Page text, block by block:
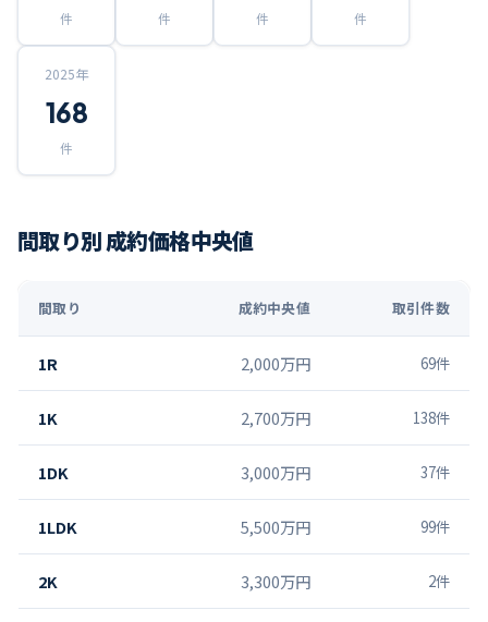
件 件 件 件
2025年
168
件
間取り別 成約価格中央値
間取り 成約中央値 取引件数
1R 2,000万円 69件
1K 2,700万円 138件
1DK 3,000万円 37件
1LDK 5,500万円 99件
2K 3,300万円 2件